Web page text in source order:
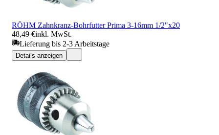
RÖHM Zahnkranz-Bohrfutter Prima 3-16mm 1/2"x20
48,49 €inkl. MwSt.
Lieferung bis 2-3 Arbeitstage
Details anzeigen